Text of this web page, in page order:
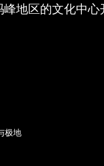
地区的文化中
极地